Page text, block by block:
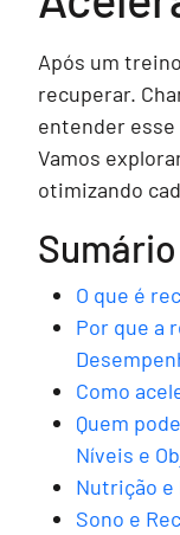
Após um
recuperar.
entender
Vamos
otimizando
Sumário
O que é
Por que a
Como
Quem
Níveis e
Nutrição e
Sono e